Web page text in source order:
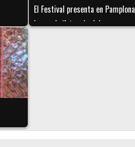
El Festival presenta en Pamplona
la novela 'A través del